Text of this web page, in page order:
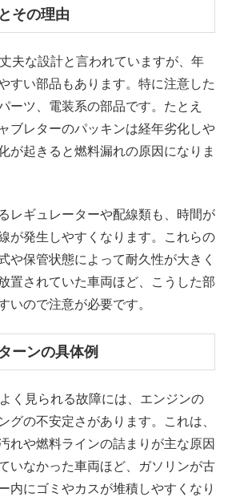
その理由
夫な設計と言われていますが、年
すい部品もあります。特に注意した
ーツ、電装系の部品です。たとえ
ブレターのパッキンは経年劣化しや
が起きると燃料漏れの原因になりま
レギュレーターや配線類も、時間が
が発生しやすくなります。これらの
や保管状態によって耐久性が大きく
置されていた車両ほど、こうした部
いので注意が必要です。
ーンの具体例
く見られる故障には、エンジンの
グの不安定さがあります。これは、
れや燃料ラインの詰まりが主な原因
いなかった車両ほど、ガソリンが古
内にゴミやカスが堆積しやすくなり